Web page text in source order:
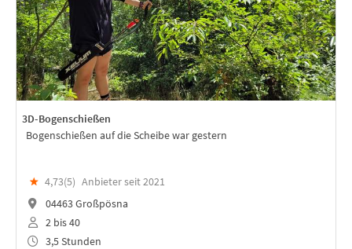
3D-Bogenschießen
Bogenschießen auf die Scheibe war gestern
★ 4,73(5) Anbieter seit 2021
04463 Großpösna
2 bis 40
3,5 Stunden